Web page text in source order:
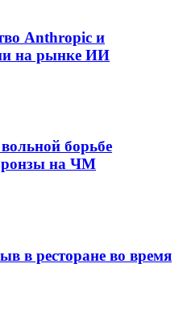
Anthropic и
на рынке ИИ
борьбе
на ЧМ
в ресторане во время